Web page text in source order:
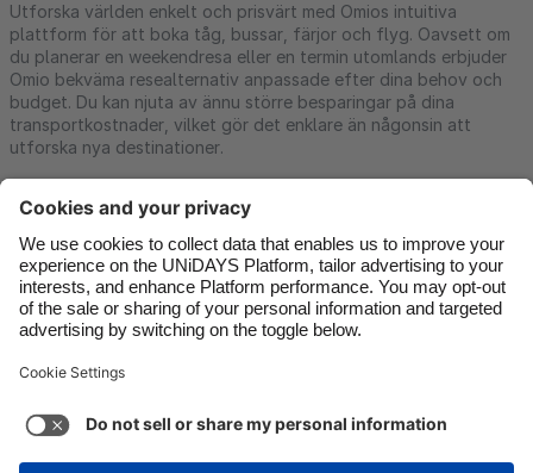
Utforska världen enkelt och prisvärt med Omios intuitiva
plattform för att boka tåg, bussar, färjor och flyg. Oavsett om
du planerar en weekendresa eller en termin utomlands erbjuder
Omio bekväma resealternativ anpassade efter dina behov och
budget. Du kan njuta av ännu större besparingar på dina
transportkostnader, vilket gör det enklare än någonsin att
utforska nya destinationer.
Kontakt Företag Press Jobb
Kakinställningar Sekretesspolicy Tillgänglighet
Friskrivning för reklam Sverige